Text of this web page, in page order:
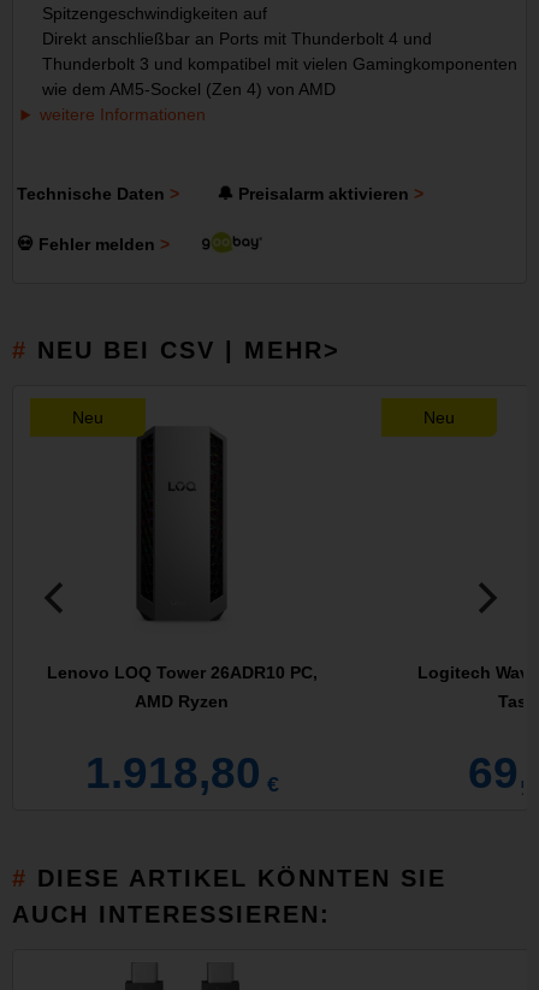
Spitzengeschwindigkeiten auf
Direkt anschließbar an Ports mit Thunderbolt 4 und
Thunderbolt 3 und kompatibel mit vielen Gamingkomponenten
wie dem AM5-Sockel (Zen 4) von AMD
weitere Informationen
Technische Daten 🔔 Preisalarm aktivieren
💀 Fehler melden
NEU BEI CSV | MEHR>
Neu
Lenovo LOQ Tower 26ADR10 PC,
AMD Ryzen
1.918,80 €
Neu
Logitech
DIESE ARTIKEL KÖNNTEN SIE
AUCH INTERESSIEREN: